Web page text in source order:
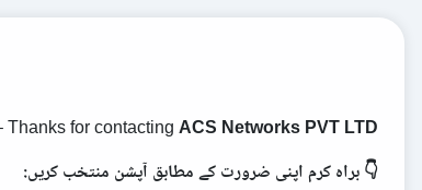
Thanks for contactingACS Networks PVT LTD
👇 براہ کرم اپنی ضرورت کے مطابق آپشن منتخب کریں: